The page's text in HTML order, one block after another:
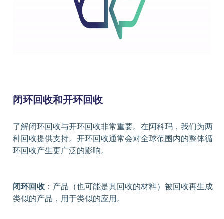
闭环回收和开环回收
了解闭环回收与开环回收非常重要。在阿科玛，我们为两
种回收提供支持。开环回收通常会对全球范围内的整体循
环回收产生更广泛的影响。
闭环回收 ：产品（也可能是其回收的材料）被回收再生成
类似的产品，用于类似的应用。